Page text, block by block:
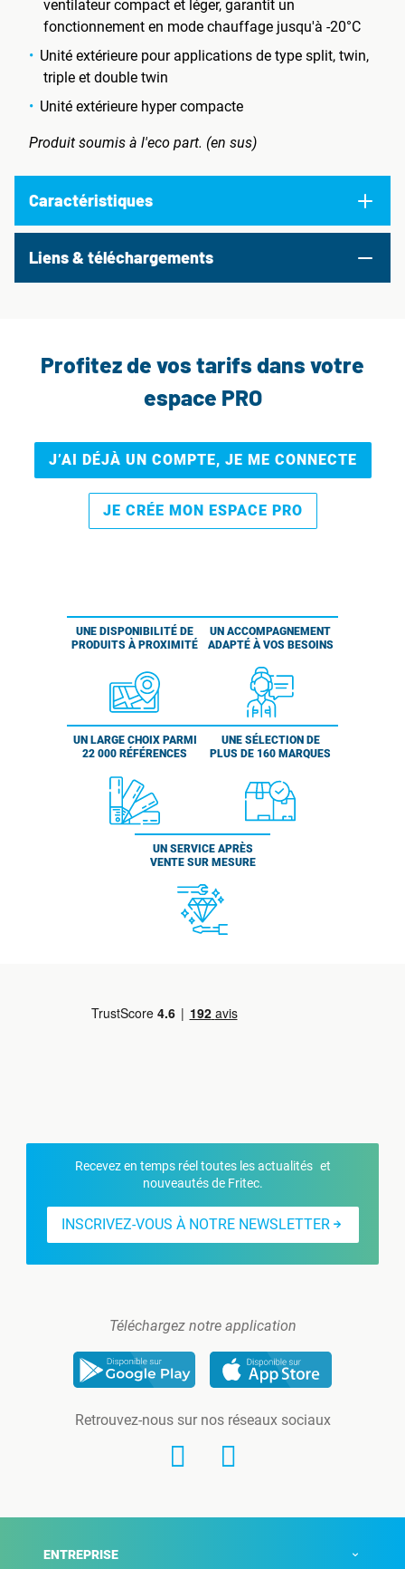
ventilateur compact et léger, garantit un
fonctionnement en mode chauffage jusqu'à -20°C
Unité extérieure pour applications de type split, twin,
triple et double twin
Unité extérieure hyper compacte
Produit soumis à l'eco part. (en sus)
Caractéristiques
Liens & téléchargements
Profitez de vos tarifs dans votre
espace PRO
J’AI DÉJÀ UN COMPTE, JE ME CONNECTE
JE CRÉE MON ESPACE PRO
UNE DISPONIBILITÉ DE
PRODUITS À PROXIMITÉ
UN ACCOMPAGNEMENT
ADAPTÉ À VOS BESOINS
UN LARGE CHOIX PARMI
22 000 RÉFÉRENCES
UNE SÉLECTION DE
PLUS DE 160 MARQUES
UN SERVICE APRÈS
VENTE SUR MESURE
Recevez en temps réel toutes les actualités et
nouveautés de Fritec.
INSCRIVEZ-VOUS À NOTRE NEWSLETTER
Téléchargez notre application
Retrouvez-nous sur nos réseaux sociaux
ENTREPRISE